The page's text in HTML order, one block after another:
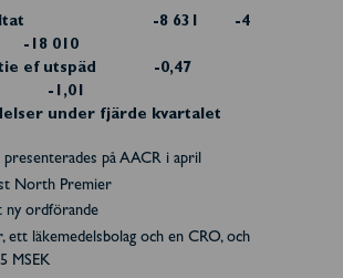
resultat -8 631 -4
-18 010
aktie ef utspäd -0,47
-1,01
under fjärde kvartalet
presenterades på AACR i april
North Premier
ny ordförande
ett läkemedelsbolag och en CRO, och
MSEK